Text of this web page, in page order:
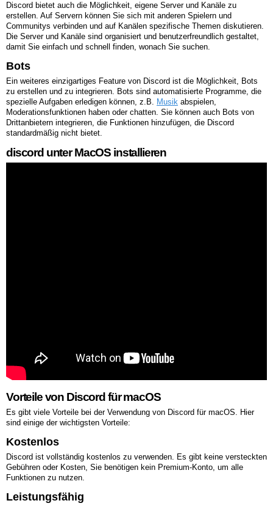
Discord bietet auch die Möglichkeit, eigene Server und Kanäle zu
erstellen. Auf Servern können Sie sich mit anderen Spielern und
Communitys verbinden und auf Kanälen spezifische Themen diskutieren.
Die Server und Kanäle sind organisiert und benutzerfreundlich gestaltet,
damit Sie einfach und schnell finden, wonach Sie suchen.
Bots
Ein weiteres einzigartiges Feature von Discord ist die Möglichkeit, Bots
zu erstellen und zu integrieren. Bots sind automatisierte Programme, die
spezielle Aufgaben erledigen können, z.B. Musik abspielen,
Moderationsfunktionen haben oder chatten. Sie können auch Bots von
Drittanbietern integrieren, die Funktionen hinzufügen, die Discord
standardmäßig nicht bietet.
discord unter MacOS installieren
Vorteile von Discord für macOS
Es gibt viele Vorteile bei der Verwendung von Discord für macOS. Hier
sind einige der wichtigsten Vorteile:
Kostenlos
Discord ist vollständig kostenlos zu verwenden. Es gibt keine versteckten
Gebühren oder Kosten, Sie benötigen kein Premium-Konto, um alle
Funktionen zu nutzen.
Leistungsfähig